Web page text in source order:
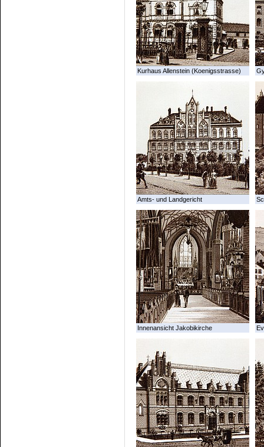
Kurhaus Allenstein (Koenigsstrasse)
Amts- und Landgericht
Innenansicht Jakobikirche